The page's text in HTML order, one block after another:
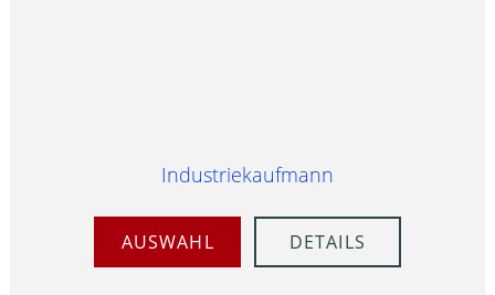
Industriekaufmann
AUSWAHL DETAILS